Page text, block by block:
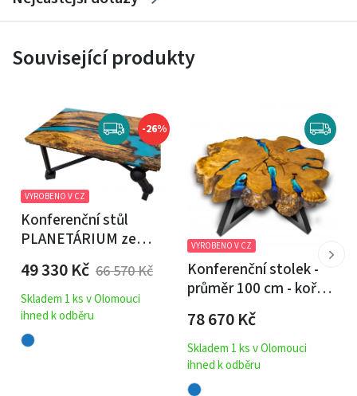
Související produkty
-26%
VYROBENO V CZ
Konferenční stůl
PLANETÁRIUM ze
špaltovaného buku a
fluorescenční
epoxidové pryskyřice
96x59
49 330Kč 66 570Kč
Skladem 1 ks v Olomouci
ihned k odběru
VYROBENO V CZ
Konferenční stolek -
průměr 100 cm - kořen
akátu / epoxidová
pryskyřice
78 670Kč
Skladem 1 ks v Olomouci
ihned k odběru